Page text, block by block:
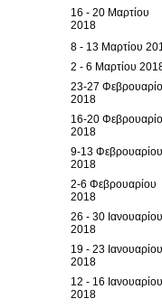
16 - 20 Μαρτίου
2018
8 - 13 Μαρτίου
2 - 6 Μαρτίου
23-27
2018
16-20
2018
9-13 Φεβρουαρίου
2018
2-6 Φεβρουαρίου
2018
26 - 30 Ιανουαρίου
2018
19 - 23 Ιανουαρίου
2018
12 - 16 Ιανουαρίου
2018